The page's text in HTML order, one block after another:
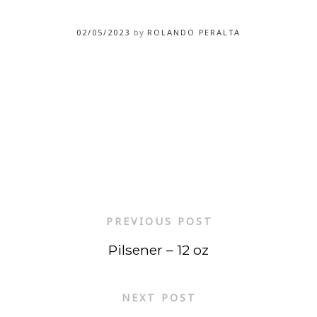
02/05/2023 by ROLANDO PERALTA
PREVIOUS POST
Pilsener – 12 oz
NEXT POST